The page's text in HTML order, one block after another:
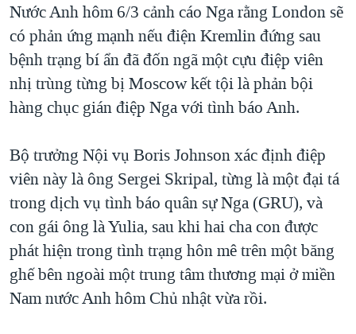
GIÁO DỤC
CHI PHÍ CHIẾN TRANH AFGHANISTAN
CÁC GIÁ TRỊ CỘNG HÒA Ở VIỆT NAM
THƯỢNG ĐỈNH TRUMP-KIM TẠI VIỆT NAM
TRỊNH VĨNH BÌNH VS. CHÍNH PHỦ VIỆT NAM
BÊN KIA QUỐC LỘ: TIẾNG VỌNG TỪ NÔNG THÔN MỸ
QUAN HỆ VIỆT MỸ
Nước Anh hôm 6/3 cảnh cáo Nga rằng London sẽ
có phản ứng mạnh nếu điện Kremlin đứng sau
bệnh trạng bí ẩn đã đốn ngã một cựu điệp viên
nhị trùng từng bị Moscow kết tội là phản bội
hàng chục gián điệp Nga với tình báo Anh.
Bộ trưởng Nội vụ Boris Johnson xác định điệp
viên này là ông Sergei Skripal, từng là một đại tá
trong dịch vụ tình báo quân sự Nga (GRU), và
con gái ông là Yulia, sau khi hai cha con được
phát hiện trong tình trạng hôn mê trên một băng
ghế bên ngoài một trung tâm thương mại ở miền
Nam nước Anh hôm Chủ nhật vừa rồi.